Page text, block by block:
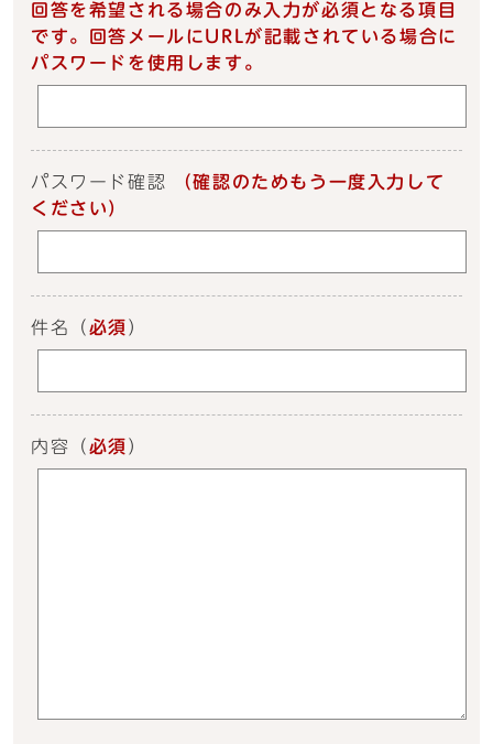
回答を希望される場合のみ入力が必須となる項目
です。回答メールにURLが記載されている場合に
パスワードを使用します。
パスワード確認
（確認のためもう一度入力して
ください）
件名 （ 必須 ）
内容 （ 必須 ）